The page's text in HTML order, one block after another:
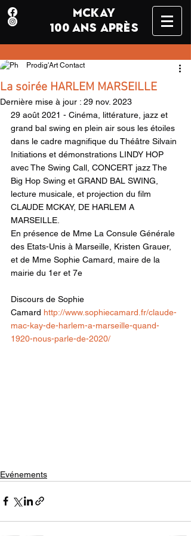
MCKAY
100 ANS APRÈS
La soirée HARLEM MARSEILLE
Prodig'Art Contact
Dernière mise à jour : 29 nov. 2023
29 août 2021 - Cinéma, littérature, jazz et
grand bal swing en plein air sous les étoiles
dans le cadre magnifique du Théâtre Silvain
Initiations et démonstrations LINDY HOP
avec The Swing Call, CONCERT jazz The
Big Hop Swing et GRAND BAL SWING,
lecture musicale, et projection du film
CLAUDE MCKAY, DE HARLEM A
MARSEILLE.
En présence de Mme La Consule Générale
des Etats-Unis à Marseille, Kristen Grauer,
et de Mme Sophie Camard, maire de la
mairie du 1er et 7e
Discours de Sophie
Camard http://www.sophiecamard.fr/claude-
mac-kay-de-harlem-a-marseille-quand-
1920-nous-parle-de-2020/
Evénements